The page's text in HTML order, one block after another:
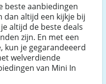
beste aanbiedingen
dan altijd een kijkje bij
altijd de beste deals
zijn. En met een
kun je gegarandeeerd
welverdiende
van Mini In